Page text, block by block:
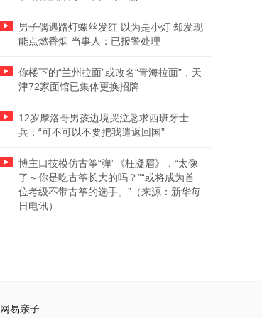
男子偶遇路灯螺丝发红 以为是小灯 却发现
能点燃香烟 当事人：已报警处理
你楼下的“兰州拉面”或改名“青海拉面”，天
津72家面馆已集体更换招牌
12岁摩洛哥男孩边境哭泣恳求西班牙士
兵：“可不可以不要把我遣返回国”
博主口技模仿古筝“弹”《枉凝眉》，“太像
了～你是吃古筝长大的吗？”“或将成为首
位考级不带古筝的选手。”（来源：新华每
日电讯）
网易亲子